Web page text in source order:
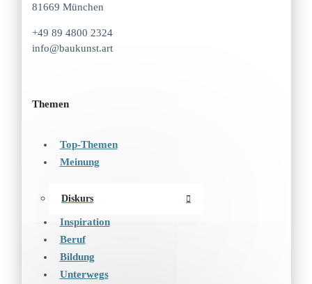
81669 München
+49 89 4800 2324
info@baukunst.art
Themen
Top-Themen
Meinung
Diskurs
Inspiration
Beruf
Bildung
Unterwegs